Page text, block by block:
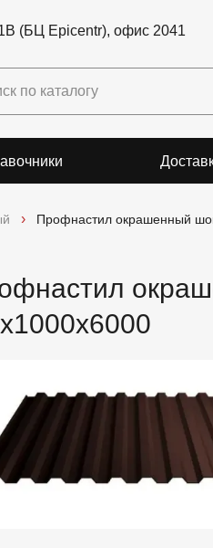
(БЦ Epicentr), офис 2041
Профнастил окрашенный